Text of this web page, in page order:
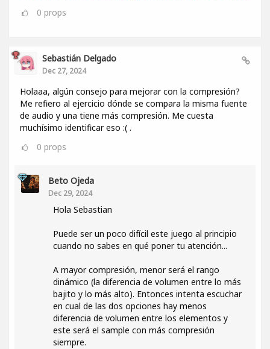
0 props
Sebastián Delgado
Dec 27, 2024
Holaaa, algún consejo para mejorar con la compresión?
Me refiero al ejercicio dónde se compara la misma fuente
de audio y una tiene más compresión. Me cuesta
muchísimo identificar eso :( .
0 props
Beto Ojeda
Dec 29, 2024
Hola Sebastian
Puede ser un poco difícil este juego al principio
cuando no sabes en qué poner tu atención...
A mayor compresión, menor será el rango
dinámico (la diferencia de volumen entre lo más
bajito y lo más alto). Entonces intenta escuchar
en cual de las dos opciones hay menos
diferencia de volumen entre los elementos y
este será el sample con más compresión
siempre.